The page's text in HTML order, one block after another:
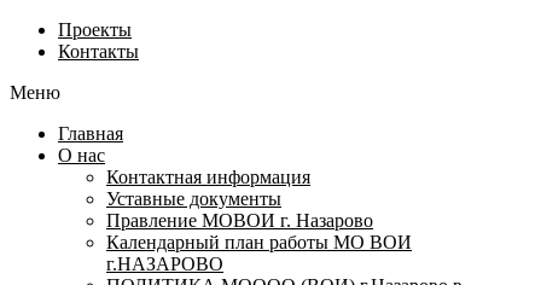
Проекты
Контакты
Меню
Главная
О нас
Контактная информация
Уставные документы
Правление МОВОИ г. Назарово
Календарный план работы МО ВОИ
г.НАЗАРОВО